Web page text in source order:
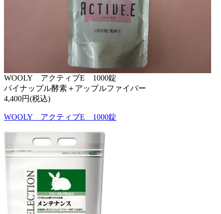
WOOLY アクティブE 1000錠
パイナップル酵素＋アップルファイバー
4,400円(税込)
WOOLY アクティブE 1000錠